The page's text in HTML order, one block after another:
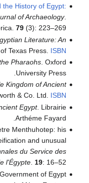
the History of Egypt:
of Archaeology.
79(3): 223–269.
Literature: An
Texas Press. ISBN
Pharaohs. Oxford
University Press.
Kingdom of Ancient
& Co. Ltd. ISBN
Egypt. Librairie
Arthéme Fayard.
Menthuhotep: his
and unusual
du Service des
l'Égypte. 19: 16–52.
of Egypt